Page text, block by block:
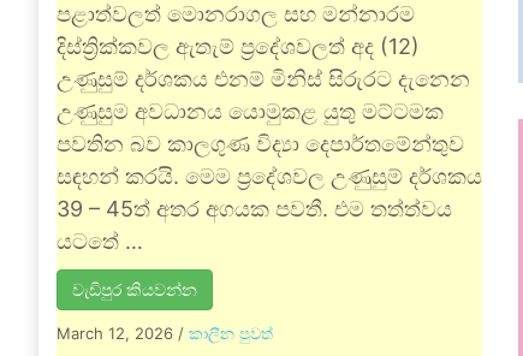
පළාත්වලත් මොනරාගල සහ මන්නාරම
දිස්ත්‍රික්කවල ඇතැම් ප්‍රදේශවලත් අද (12)
උණුසුම් දර්ශකය එනම් මිනිස් සිරුරට දැනෙන
උණුසුම අවධානය යොමුකළ යුතු මට්ටමක
පවතින බව කාලගුණ විද්‍යා දෙපාර්තමේන්තුව
සඳහන් කරයි. මෙම ප්‍රදේශවල උණුසුම් දර්ශකය
39 – 45ත් අතර අගයක පවතී. එම තත්ත්වය
යටතේ …
වැඩිපුර කියවන්න
March 12, 2026 / කාලීන පුවත්